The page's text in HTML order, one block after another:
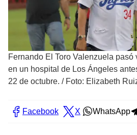
Fernando El Toro Valenzuela
en un hospital de Los Ángeles
22 de octubre. / Foto: Elizabeth
Facebook X WhatsApp